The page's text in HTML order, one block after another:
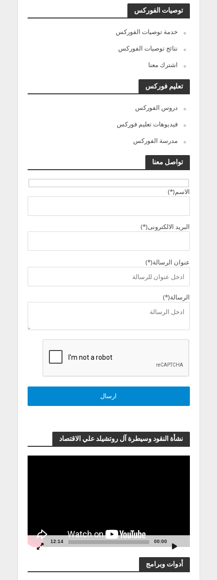
توصيات الفوركس
خدمة توصيات الفوركس
نتائج توصيات الفوركس
اشترك معنا
تعليم فوركس
دروس الفوركس
فيديوهات تعليم فوركس
مدرسة الفوركس
تواصل معنا
الاسم(*)
البريد الالكترونى(*)
عنوان الرسالة(*)
الرسالة(*)
نشأة النقود وسيطرة آل روتشيلد علي الاقتصاد
00:00
12:14
أدوات وبرامج